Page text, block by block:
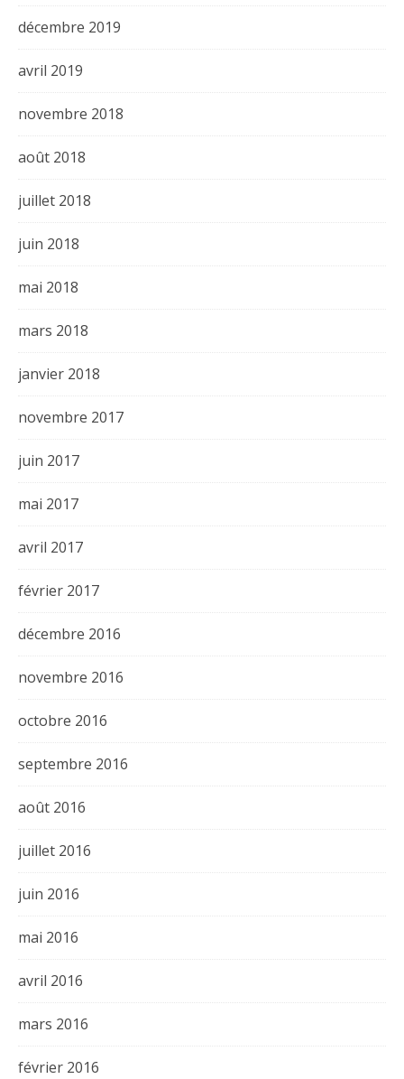
décembre 2019
avril 2019
novembre 2018
août 2018
juillet 2018
juin 2018
mai 2018
mars 2018
janvier 2018
novembre 2017
juin 2017
mai 2017
avril 2017
février 2017
décembre 2016
novembre 2016
octobre 2016
septembre 2016
août 2016
juillet 2016
juin 2016
mai 2016
avril 2016
mars 2016
février 2016